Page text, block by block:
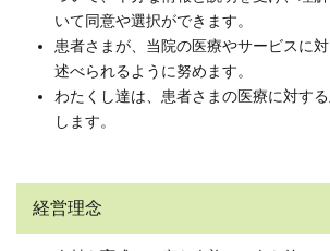
いて同意や選択ができます。
患者さまが、当院の医療やサービスに
述べられるように努めます。
わたくし達は、患者さまの医療に対す
します。
経営理念